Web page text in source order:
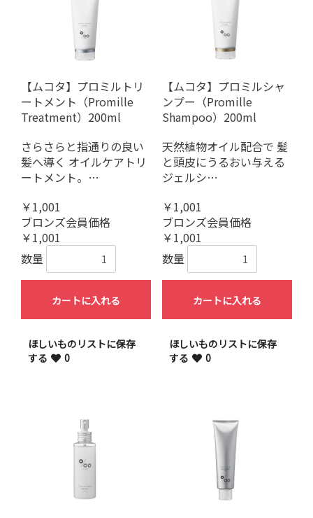
【ムコタ】プロミルトリ
ートメント（Promille
Treatment）200ml
さらさらと指通りの良い
髪へ導く オイルケアトリ
ートメント。…
￥1,001
ブロンズ会員価格
￥1,001
数量
カートに入れる
ほしいものリストに保存
する
0
【ムコタ】プロミルシャ
ンプー（Promille
Shampoo）200ml
天然植物オイル配合で 髪
と頭皮にうるおい与える
ジェルシ…
￥1,001
ブロンズ会員価格
￥1,001
数量
カートに入れる
ほしいものリストに保存
する
0